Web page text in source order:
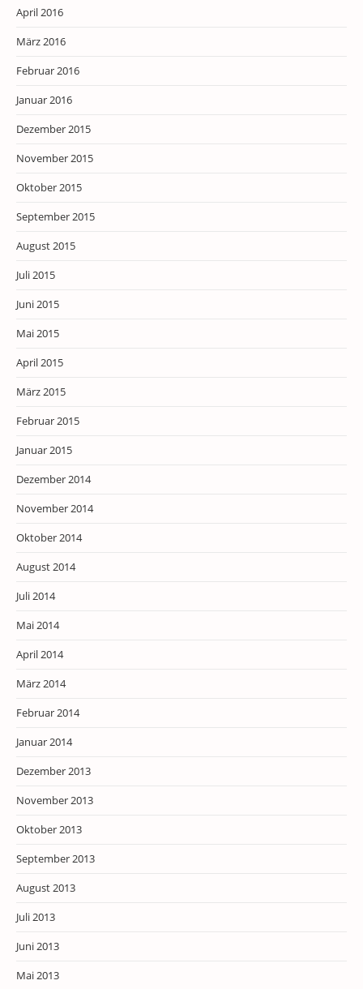
April 2016
März 2016
Februar 2016
Januar 2016
Dezember 2015
November 2015
Oktober 2015
September 2015
August 2015
Juli 2015
Juni 2015
Mai 2015
April 2015
März 2015
Februar 2015
Januar 2015
Dezember 2014
November 2014
Oktober 2014
August 2014
Juli 2014
Mai 2014
April 2014
März 2014
Februar 2014
Januar 2014
Dezember 2013
November 2013
Oktober 2013
September 2013
August 2013
Juli 2013
Juni 2013
Mai 2013